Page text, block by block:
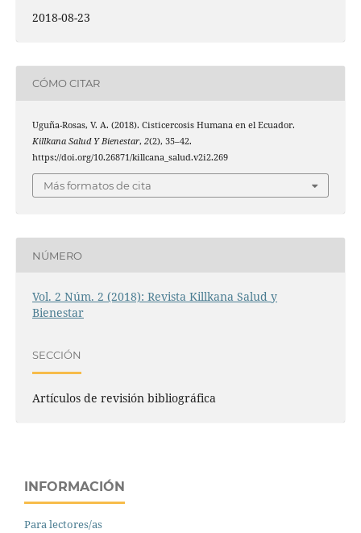
2018-08-23
CÓMO CITAR
Uguña-Rosas, V. A. (2018). Cisticercosis Humana en el Ecuador.
Killkana Salud Y Bienestar, 2(2), 35–42.
https://doi.org/10.26871/killcana_salud.v2i2.269
Más formatos de cita
NÚMERO
Vol. 2 Núm. 2 (2018): Revista Killkana Salud y
Bienestar
SECCIÓN
Artículos de revisión bibliográfica
INFORMACIÓN
Para lectores/as